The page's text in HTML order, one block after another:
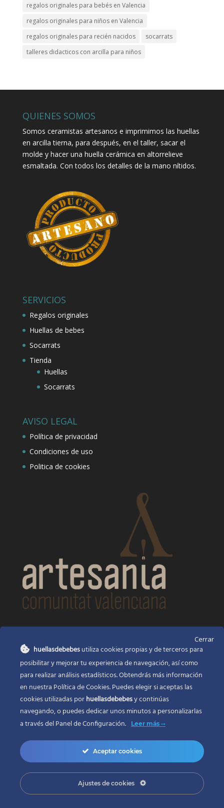
regalos originales para bebés en Valencia
regalos originales para niños en Valencia
regalos originales para recién nacidos
socarrats
talleres didacticos con arcilla para niños
QUIENES SOMOS
Somos ceramistas artesanos e imprimimos las huellas
en arcilla tierna, para después, en el taller, sacar el
molde y hacer una huella cerámica en altorrelieve
esmaltada. Con todos los detalles de la mano nítidos.
SERVICIOS
Regalos originales
Huellas de bebes
Socarrats
Tienda
Huellas
Socarrats
AVISO LEGAL
Política de privacidad
Condiciones de uso
Politica de cookies
Huellas de bebés
Santa Ana, 22Alcasser Valencia 46290
625 120 591
info@huellasdebebes.com
Copyright 2017 | Todos los derechos reservados
Desarrollo web en ValenciaZONADEWEB |
Cerrar
huellasdebebesutiliza cookies propias y de terceros para
posibilitar y mejorar tu experiencia de navegación, así como
para realizar análisis estadísticos. Obtendrás más información
en nuestra Política de Cookies. Puedes elegir si aceptas las
cookies utilizadas porhuellasdebebesy continúas
navegando, o puedes dedicar unos minutos a personalizarlas
a través delPanel de Configuración. Leer más
Aceptar cookies
Ajustes de cookies